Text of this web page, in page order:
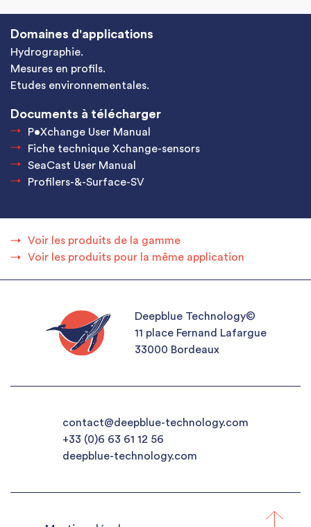
Domaines d'applications
Hydrographie.
Mesures en profils.
Etudes environnementales.
Documents à télécharger
P•Xchange User Manual
Fiche technique Xchange-sensors
SeaCast User Manual
Profilers-&-Surface-SV
Voir les produits de la gamme
Voir les produits pour la même application
Deepblue Technology©
11 place Fernand Lafargue
33000 Bordeaux
contact@deepblue-technology.com
+33 (0)6 63 61 12 56
deepblue-technology.com